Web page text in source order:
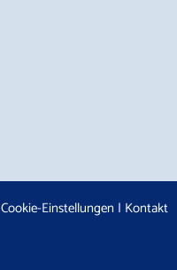
Cookie-Einstellungen | Kontakt